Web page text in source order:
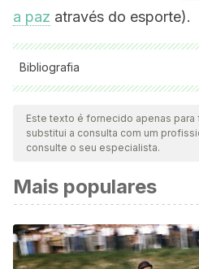
a paz através do esporte).
Bibliografia
Todas as fontes citadas foram
nossa equipe para garantir sua
atualidade e validade. A
cientificamente.
George Hirthler. Celebrating
french genius of sports who
games. https://
Este texto é fornecido apenas
substitui a consulta com um
consulte o seu especialista.
Mais populares